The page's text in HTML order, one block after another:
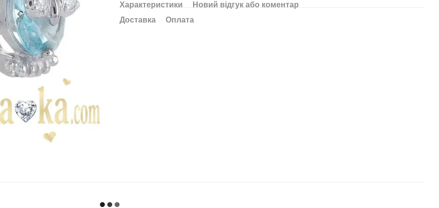
Характеристики
Новий відгук або коментар
Доставка
Оплата